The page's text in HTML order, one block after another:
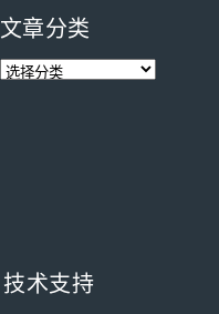
文章分类
技术支持